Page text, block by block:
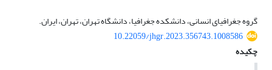
گروه جغرافیای انسانی، دانشکده جغرافیا، دانشگاه تهران، تهران، ایران.
10.22059/jhgr.2023.356743.1008586
چکیده